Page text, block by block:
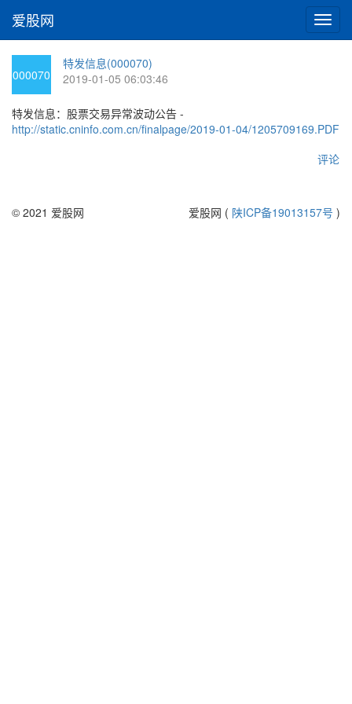
切
换
爱股网
000070
特发信息(000070)
2019-01-05 06:03:46
特发信息：股票交易异常波动公告 -
http://static.cninfo.com.cn/finalpage/2019-01-04/1205709169.PDF
评论
© 2021 爱股网 爱股网 ( 陕ICP备19013157号 )